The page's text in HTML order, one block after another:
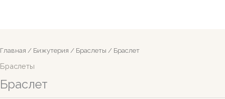
Главная / Бижутерия / Браслеты / Браслет
Браслеты
Браслет